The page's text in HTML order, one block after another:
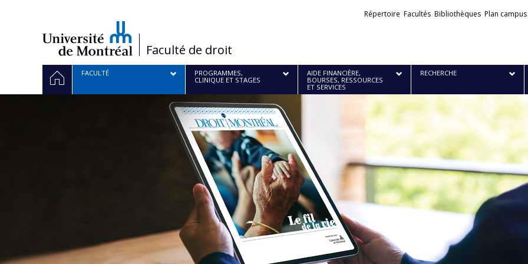
/Faculté de droit
Liens
Répertoire Facultés Bibliothèques Plan campus
Navigation
principale
ACCUEILFACULTÉ
PROGRAMMES,
CLINIQUE ET STAGES
AIDE FINANCIÈRE,
BOURSES, RESSOURCES
ET SERVICES
RECHERCHE